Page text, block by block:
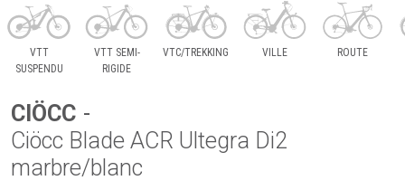
VTT
SUSPENDU
VTT SEMI-
RIGIDE
VTC/TREKKING VILLE ROUTE
CIÖCC -
Ciöcc Blade ACR Ultegra Di2
marbre/blanc